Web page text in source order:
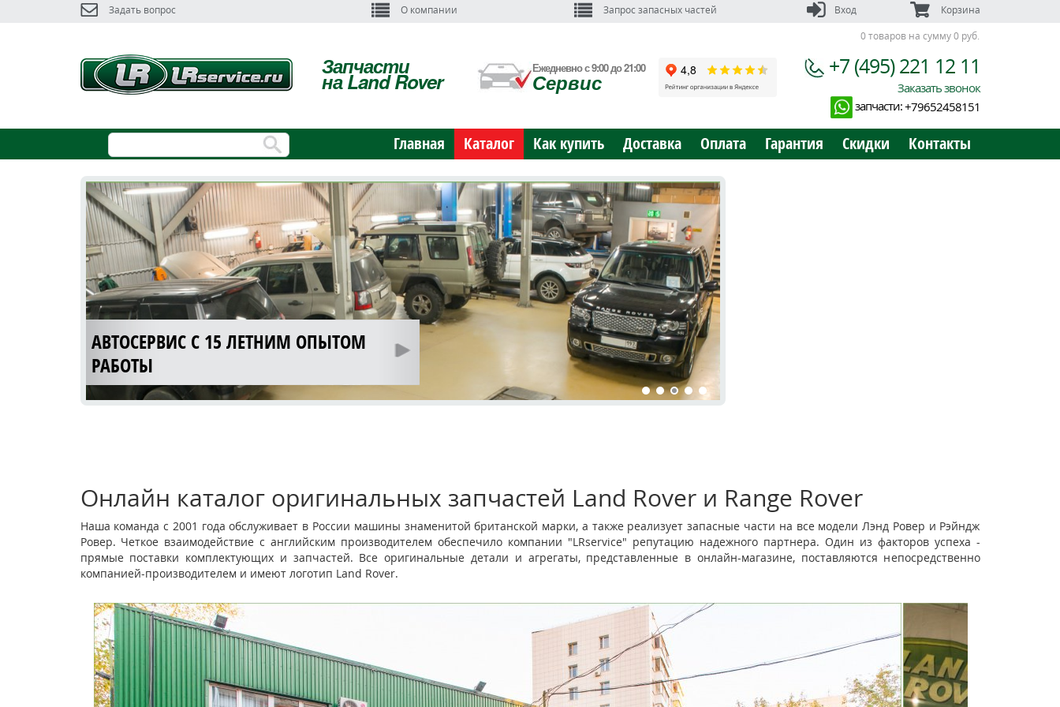
Задать вопрос О компании Запрос запасных частей
Корзина
0 товаров на сумму 0 руб.
Вход
Запчасти
на Land Rover
Ежедневно с 9:00 до 21:00
Сервис
+7 (495) 221 12 11
Заказать звонок
запчасти:+79652458151
Главная Каталог Как купить Доставка Оплата Гарантия Скидки Контакты
АВТОСЕРВИС С 15 ЛЕТНИМ ОПЫТОМ
РАБОТЫ
КУЗОВНОЙ РЕМОНТ LAND ROVER
Онлайн каталог оригинальных запчастей Land Rover и Range Rover
Наша команда с 2001 года обслуживает в России машины знаменитой британской марки, а также реализует запасные части на все модели Лэнд Ровер и Рэйндж
Ровер. Четкое взаимодействие с английским производителем обеспечило компании "LRservice" репутацию надежного партнера. Один из факторов успеха -
прямые поставки комплектующих и запчастей. Все оригинальные детали и агрегаты, представленные в онлайн-магазине, поставляются непосредственно
компанией-производителем и имеют логотип Land Rover.